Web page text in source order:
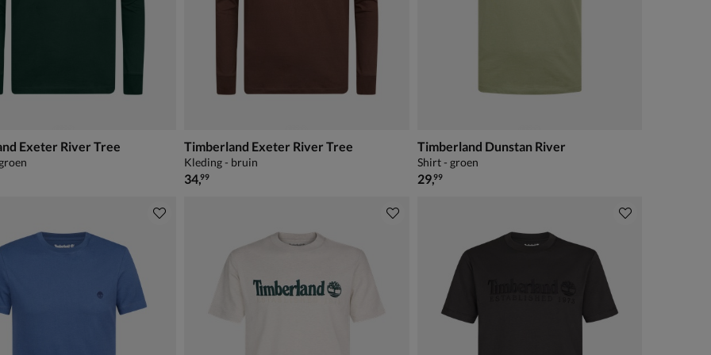
Exeter River Tree Timberland Exeter River Tree
Kleding - bruin
€ 34,99
34,99
Timberland Dunstan River
Shirt - groen
€ 29,99
29,99